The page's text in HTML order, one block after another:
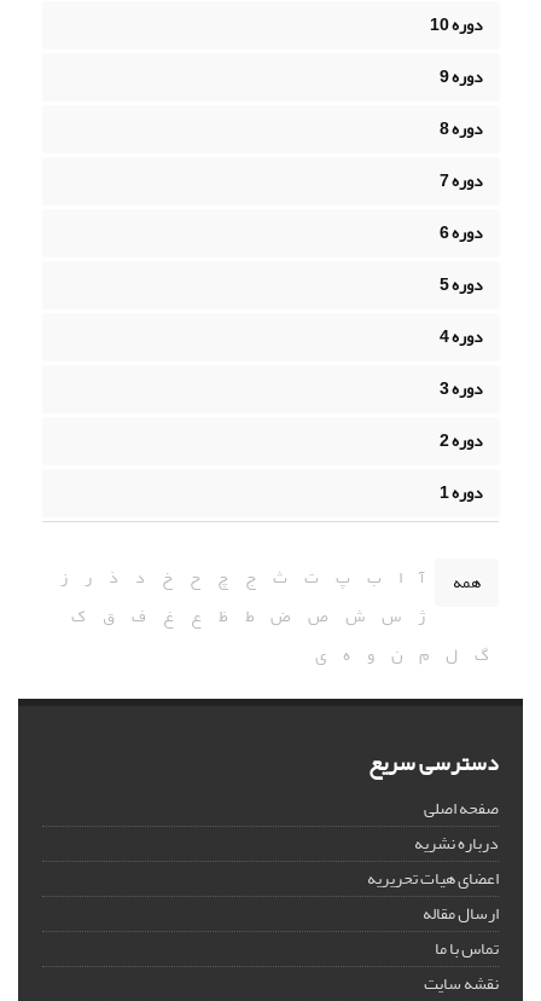
دوره 10
دوره 9
دوره 8
دوره 7
دوره 6
دوره 5
دوره 4
دوره 3
دوره 2
دوره 1
همه آ ا ب پ ت ث ج چ ح خ د ذ ر ز
ژ س ش ص ض ط ظ ع غ ف ق ک
گ ل م ن و ه ی
دسترسی سریع
صفحه اصلی
درباره نشریه
اعضای هیات تحریریه
ارسال مقاله
تماس با ما
نقشه سایت